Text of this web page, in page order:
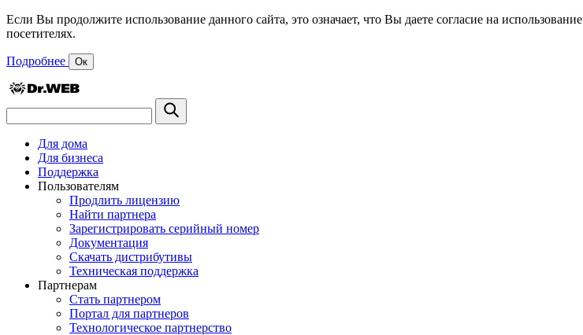
Если Вы продолжите использование данного сайта, это означает, что Вы даете согласие на
посетителях.
Подробнее Ок
Для дома
Для бизнеса
Поддержка
Пользователям
Продлить лицензию
Найти партнера
Зарегистрировать серийный номер
Документация
Скачать дистрибутивы
Техническая поддержка
Партнерам
Стать партнером
Портал для партнеров
Технологическое партнерство